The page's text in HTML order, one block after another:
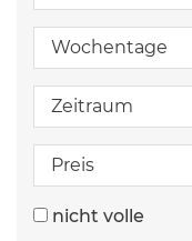
Wochentage
Zeitraum
Preis
nicht volle